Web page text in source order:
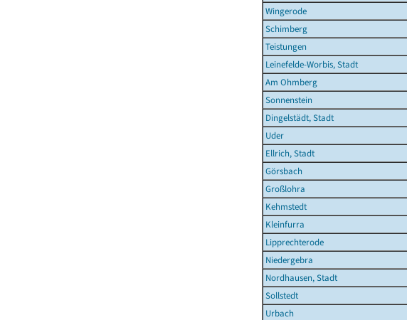
Wingerode
Schimberg
Teistungen
Leinefelde-Worbis, Stadt
Am Ohmberg
Sonnenstein
Dingelstädt, Stadt
Uder
Ellrich, Stadt
Görsbach
Großlohra
Kehmstedt
Kleinfurra
Lipprechterode
Niedergebra
Nordhausen, Stadt
Sollstedt
Urbach